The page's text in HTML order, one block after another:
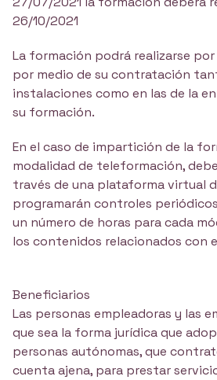
26/10/2021
La formación podrá realizarse
por medio de su contratación
instalaciones como en las de la
su formación.
En el caso de impartición de la
modalidad de teleformación,
través de una plataforma virtual
programarán controles
un número de horas para cada
los contenidos relacionados con
Beneficiarios
Las personas empleadoras y las
que sea la forma jurídica que
personas autónomas, que
cuenta ajena, para prestar